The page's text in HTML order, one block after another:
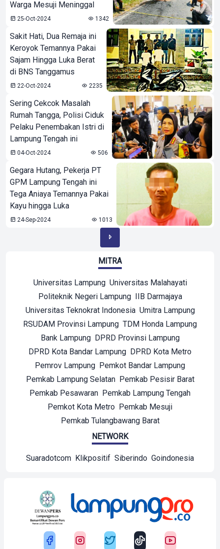
Warga Mesuji Meninggal
25-Oct-2024 1342
Sakit Hati, Dua Remaja ini
Keroyok Temannya Pakai
Sajam Hingga Luka Berat
di BNS Tanggamus
22-Oct-2024 2235
Sering Cekcok Masalah
Rumah Tangga, Polisi Ciduk
Pelaku Penembakan Istri di
Lampung Tengah ini
04-Oct-2024 506
Gegara Hutang, Pekerja PT
GPM Lampung Tengah ini
Tega Aniaya Temannya Pakai
Kayu hingga Luka
24-Sep-2024 1013
MITRA
Universitas Lampung Universitas Malahayati
Politeknik Negeri Lampung IIB Darmajaya
Universitas Teknokrat Indonesia Umitra Lampung
RSUDAM Provinsi Lampung TDM Honda Lampung
Bank Lampung DPRD Provinsi Lampung
DPRD Kota Bandar Lampung DPRD Kota Metro
Pemrov Lampung Pemkot Bandar Lampung
Pemkab Lampung Selatan Pemkab Pesisir Barat
Pemkab Pesawaran Pemkab Lampung Tengah
Pemkot Kota Metro Pemkab Mesuji
Pemkab Tulangbawang Barat
NETWORK
Suaradotcom Klikpositif Siberindo Goindonesia